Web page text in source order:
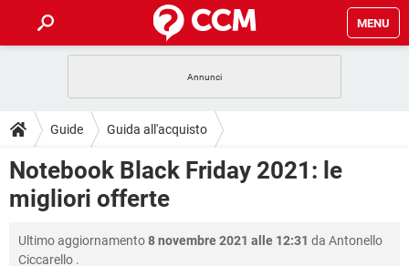
MENU
INTRATTENIMENTO ANDROID
iOS WINDOWS 10
INSTAGRAM
HARDWARE
GUIDE
COVID-19
INTRATTENIMENTO ANDROID
INSTAGRAM WHATSAPP
DOWNLOAD
COVID-19
iOS
FORUM
COVID-19 GAMING
GLOSSARIO
Guide Guida all'acquisto
Notebook Black Friday 2021: le
migliori offerte
Ultimo aggiornamento8 novembre 2021 alle 12:31 da Antonello
Ciccarello .